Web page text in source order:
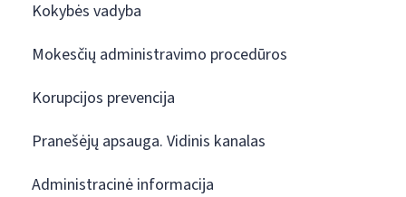
Kokybės vadyba
Mokesčių administravimo procedūros
Korupcijos prevencija
Pranešėjų apsauga. Vidinis kanalas
Administracinė informacija